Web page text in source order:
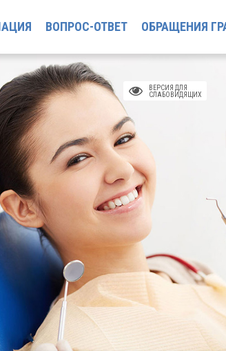
ВОПРОС-ОТВЕТ ОБРАЩЕНИЯ
ВЕРСИЯ ДЛЯ
СЛАБОВИДЯЩИХ